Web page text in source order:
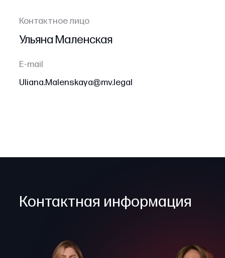
Контактное лицо
Ульяна Маленская
E-mail
Uliana.Malenskaya@mv.legal
Контактная информация